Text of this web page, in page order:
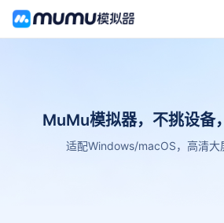
MuMu模拟器，不挑设备
适配Windows/macOS，高清大